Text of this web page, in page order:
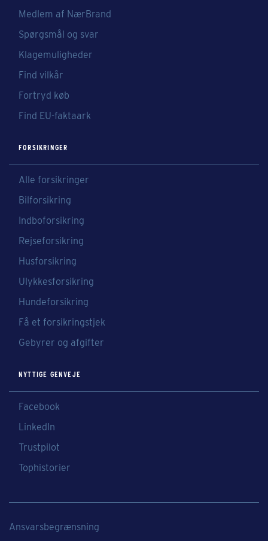
Medlem af NærBrand
Spørgsmål og svar
Klagemuligheder
Find vilkår
Fortryd køb
Find EU-faktaark
FORSIKRINGER
Alle forsikringer
Bilforsikring
Indboforsikring
Rejseforsikring
Husforsikring
Ulykkesforsikring
Hundeforsikring
Få et forsikringstjek
Gebyrer og afgifter
NYTTIGE GENVEJE
Facebook
LinkedIn
Trustpilot
Tophistorier
Ansvarsbegrænsning